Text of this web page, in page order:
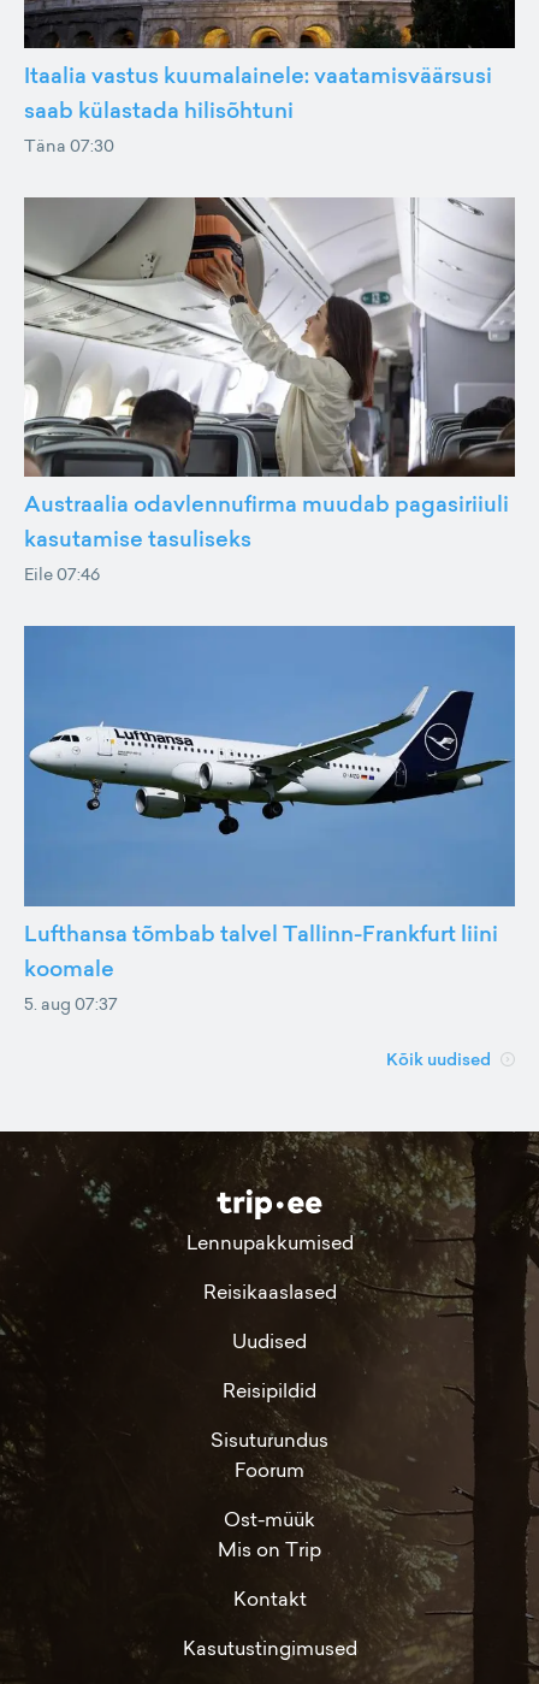
Itaalia vastus kuumalainele: vaatamisväärsusi
saab külastada hilisõhtuni
Täna 07:30
Austraalia odavlennufirma muudab pagasiriiuli
kasutamise tasuliseks
Eile 07:46
Lufthansa tõmbab talvel Tallinn-Frankfurt liini
koomale
5. aug 07:37
Kõik uudised
Lennupakkumised
Reisikaaslased
Uudised
Reisipildid
Sisuturundus
Foorum
Ost-müük
Mis on Trip
Kontakt
Kasutustingimused